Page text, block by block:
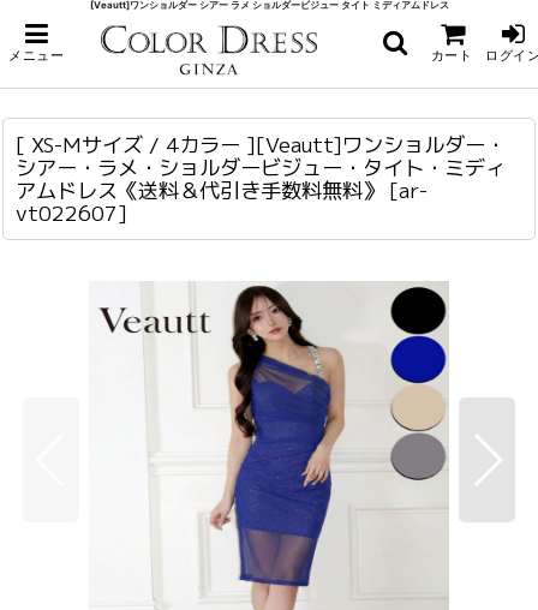
[Veautt]ワンショルダー シアー ラメ ショルダービジュー タイト ミディアムドレス
メニュー カート ログイ
ホーム
ミディアム
> [ XS-Mサイズ / 4カラー ][Veautt]ワンショルダー・シアー・ラメ・ショルダー
ビジュー・タイト・ミディアムドレス《送料＆代引き手数料無料》
[ XS-Mサイズ / 4カラー ][Veautt]ワンショルダー・
シアー・ラメ・ショルダービジュー・タイト・ミディ
アムドレス《送料＆代引き手数料無料》 [ar-
vt022607]